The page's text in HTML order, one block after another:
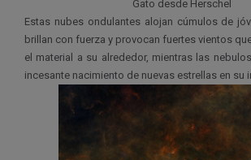
Gato desde Herschel
Estas nubes ondulantes alojan cúmulos de
brillan con fuerza y provocan fuertes vientos
el material a su alrededor, mientras las
incesante nacimiento de nuevas estrellas en su